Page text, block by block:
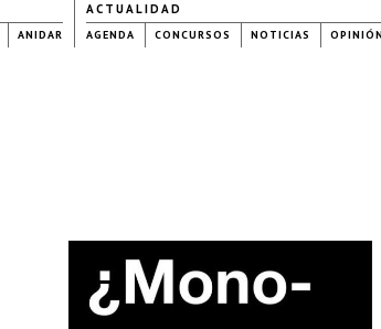
ANIDAR
ACTUALIDAD
AGENDA CONCURSOS NOTICIAS OPINIÓN